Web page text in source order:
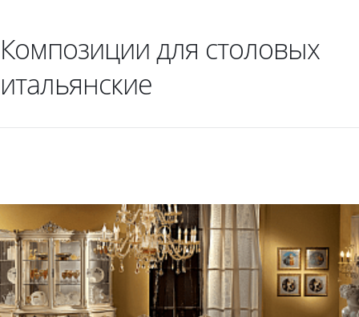
Композиции для столовых
итальянские